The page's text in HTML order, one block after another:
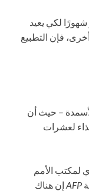
لكي يعيد
فإن التطبيع
– حيث أن
لعشرات
لمكتب الأمم
AFP إن هناك